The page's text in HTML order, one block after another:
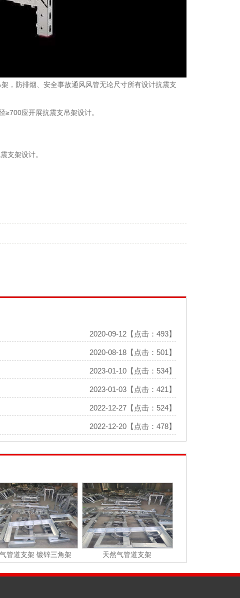
，防排烟、安全事故通风风管无论尺寸所有设计抗震支
应开展抗震支吊架设计。
支架设计。
2020-09-12【点击：493】
2020-08-18【点击：501】
2023-01-10【点击：534】
2023-01-03【点击：421】
2022-12-27【点击：524】
2022-12-20【点击：478】
管道支架 镀锌三角架 天然气管道支架